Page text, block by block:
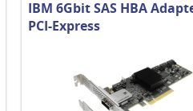
IBM 6Gbit SAS HBA
PCI-Express